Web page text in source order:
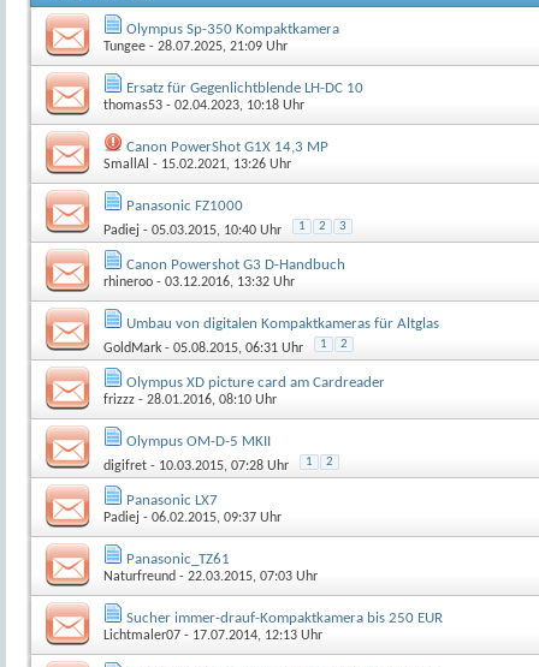
Olympus Sp-350 Kompaktkamera
Tungee - 28.07.2025, 21:09 Uhr
Ersatz für Gegenlichtblende LH-DC 10
thomas53 - 02.04.2023, 10:18 Uhr
Canon PowerShot G1X 14,3 MP
SmallAl - 15.02.2021, 13:26 Uhr
Panasonic FZ1000
Padiej - 05.03.2015, 10:40 Uhr 1 2 3
Canon Powershot G3 D-Handbuch
rhineroo - 03.12.2016, 13:32 Uhr
Umbau von digitalen Kompaktkameras für Altglas
GoldMark - 05.08.2015, 06:31 Uhr 1 2
Olympus XD picture card am Cardreader
frizzz - 28.01.2016, 08:10 Uhr
Olympus OM-D-5 MKII
digifret - 10.03.2015, 07:28 Uhr 1 2
Panasonic LX7
Padiej - 06.02.2015, 09:37 Uhr
Panasonic_TZ61
Naturfreund - 22.03.2015, 07:03 Uhr
Sucher immer-drauf-Kompaktkamera bis 250 EUR
Lichtmaler07 - 17.07.2014, 12:13 Uhr